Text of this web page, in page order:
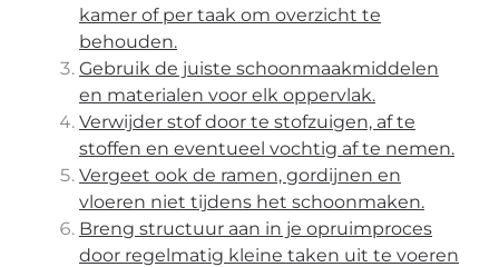
kamer of per taak om overzicht te
behouden.
Gebruik de juiste schoonmaakmiddelen
en materialen voor elk oppervlak.
Verwijder stof door te stofzuigen, af te
stoffen en eventueel vochtig af te nemen.
Vergeet ook de ramen, gordijnen en
vloeren niet tijdens het schoonmaken.
Breng structuur aan in je opruimproces
door regelmatig kleine taken uit te voeren